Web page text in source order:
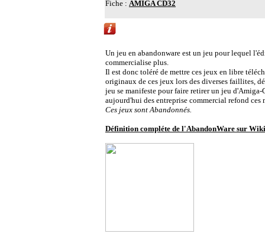
Fiche : AMIGA CD32
Un jeu en abandonware est un jeu pour lequel
commercialise plus.
Il est donc toléré de mettre ces jeux en libre
originaux de ces jeux lors des diverses faillites,
jeu se manifeste pour faire retirer un jeu
aujourd'hui des entreprise commercial refond
Ces jeux sont Abandonnés.
Définition compléte de l'AbandonWare sur